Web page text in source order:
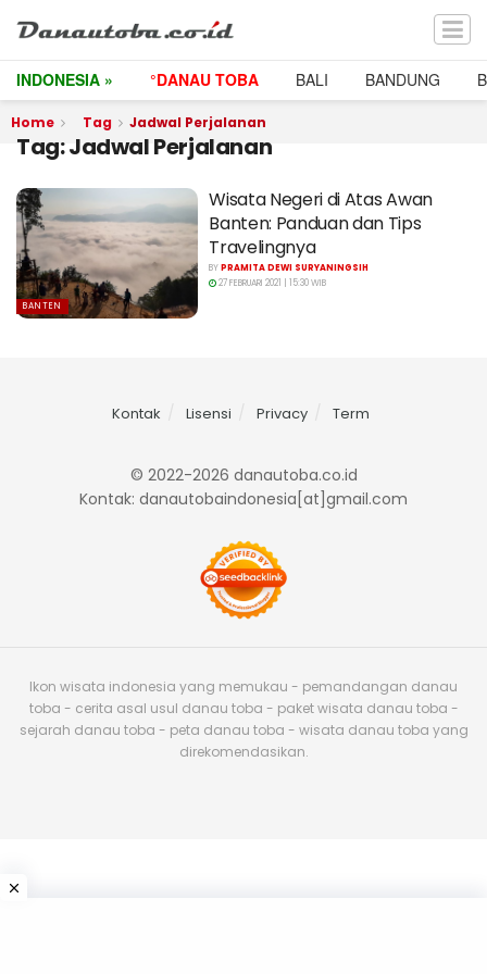
INDONESIA » °DANAU TOBA BALI BANDUNG
Home Tag Jadwal Perjalanan
Tag:Jadwal Perjalanan
BANTEN
Wisata Negeri di Atas Awan
Banten: Panduan dan Tips
Travelingnya
BYPRAMITA DEWI SURYANINGSIH
27 FEBRUARI 2021 | 15:30 WIB
Kontak Lisensi Privacy Term
© 2022-2026 danautoba.co.id
Kontak: danautobaindonesia[at]gmail.com
Ikon wisata indonesia yang memukau - pemandangan danau
toba - cerita asal usul danau toba - paket wisata danau toba -
sejarah danau toba - peta danau toba - wisata danau toba yang
direkomendasikan.